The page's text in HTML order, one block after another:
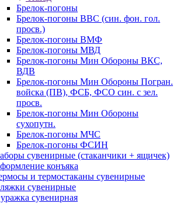
Брелок-погоны
Брелок-погоны ВВС (син. фон. гол.
просв.)
Брелок-погоны ВМФ
Брелок-погоны МВД
Брелок-погоны Мин Обороны ВКС,
ВДВ
Брелок-погоны Мин Обороны Погран.
войска (ПВ), ФСБ, ФСО син. с зел.
просв.
Брелок-погоны Мин Обороны
сухопутн.
Брелок-погоны МЧС
Брелок-погоны ФСИН
сувенирные (стаканчики + ящичек)
конъяка
и термостаканы сувенирные
сувенирные
сувенирная